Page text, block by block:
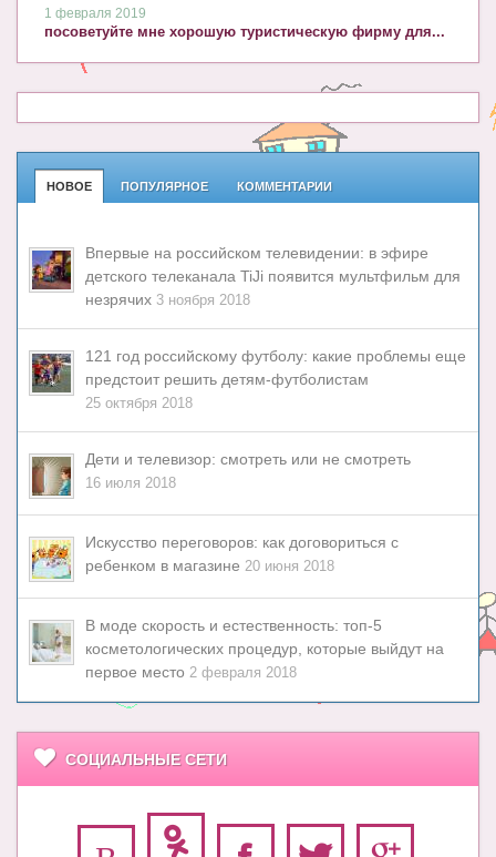
1 февраля 2019
посоветуйте мне хорошую туристическую фирму для...
НОВОЕ ПОПУЛЯРНОЕ КОММЕНТАРИИ
Впервые на российском телевидении: в эфире
детского телеканала TiJi появится мультфильм для
незрячих 3 ноября 2018
121 год российскому футболу: какие проблемы еще
предстоит решить детям-футболистам
25 октября 2018
Дети и телевизор: смотреть или не смотреть
16 июля 2018
Искусство переговоров: как договориться с
ребенком в магазине 20 июня 2018
В моде скорость и естественность: топ-5
косметологических процедур, которые выйдут на
первое место 2 февраля 2018
СОЦИАЛЬНЫЕ СЕТИ